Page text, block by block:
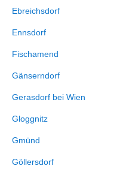
Ebreichsdorf
Ennsdorf
Fischamend
Gänserndorf
Gerasdorf bei Wien
Gloggnitz
Gmünd
Göllersdorf